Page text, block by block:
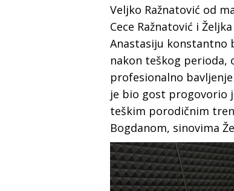
Veljko Ražnatović od
Cece Ražnatović i
Anastasiju konstantno
nakon teškog perioda,
profesionalno
je bio gost progovorio
teškim porodičnim
Bogdanom, sinovima